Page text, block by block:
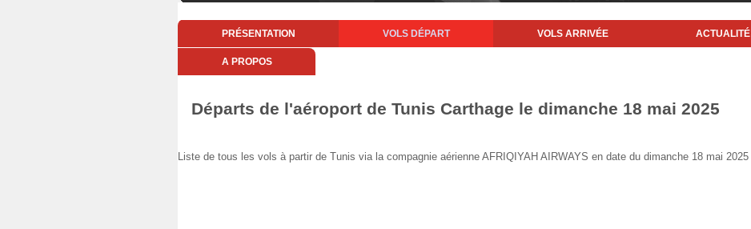
PRÉSENTATION VOLS DÉPART VOLS ARRIVÉE ACTUALITÉ
A PROPOS
Départs de l'aéroport de Tunis Carthage le dimanche 18 mai 2025
Liste de tous les vols à partir de Tunis via la compagnie aérienne AFRIQIYAH AIRWAYS en date du dimanche 18 mai 2025